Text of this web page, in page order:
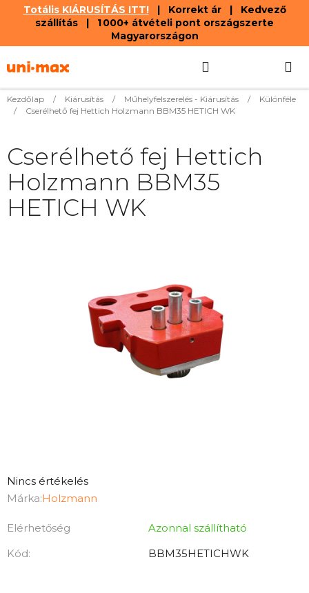
Totális KIÁRUSÍTÁS ITT!| Korrekt ár | Kedvező
szállítás | 1 000+ átvételi pont országszerte
Magyarországon
tartalomhoz
KOSÁR
Kezdőlap / Kiárusítás / Műhelyfelszerelés - Kiárusítás /
Különféle
/
Cserélhető fej Hettich Holzmann BBM35 HETICH WK
A
termék
értékelése
5-
Nincs értékelés
Márka:Holzmann
Elérhetőség
Azonnal szállítható
Kód:
BBM35HETICHWK
Cserélhető fej Hettich
Holzmann BBM35
HETICH WK